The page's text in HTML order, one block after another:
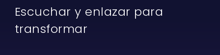
Escuchar y enlazar para
transformar